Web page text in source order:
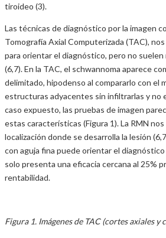
tiroideo (3).
Las técnicas de diagnóstico por la imagen
Tomografía Axial Computerizada (TAC),
para orientar el diagnóstico, pero no
(6,7). En la TAC, el schwannoma aparece
delimitado, hipodenso al compararlo con el
estructuras adyacentes sin infiltrarlas y no
caso expuesto, las pruebas de imagen
estas características (Figura 1). La RMN
localización donde se desarrolla la lesión
con aguja fina puede orientar el
solo presenta una eficacia cercana al 25%
rentabilidad.
Figura 1. Imágenes de TAC (cortes axiales y